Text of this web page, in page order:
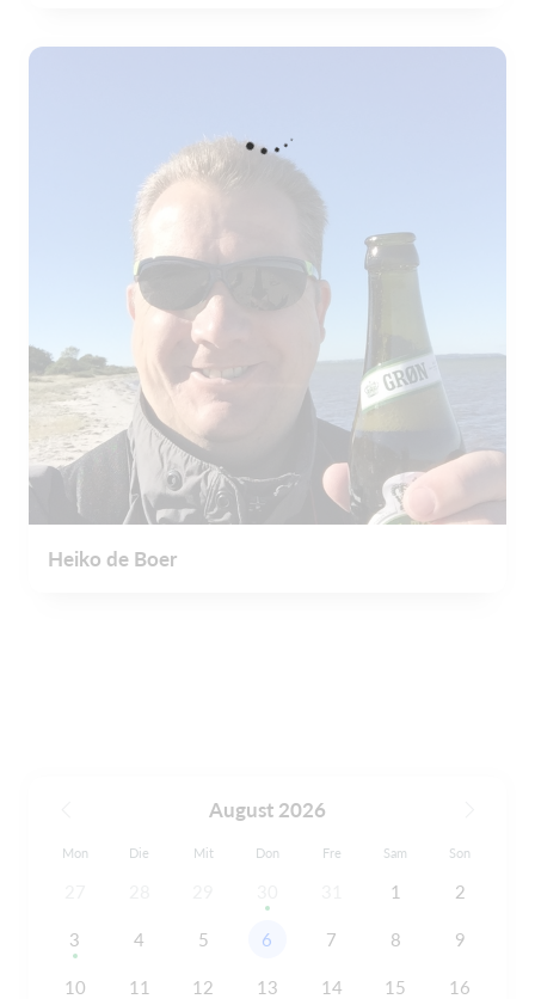
Heiko de Boer
August 2026
Mon Die Mit Don Fre Sam Son
1 2
3 4 5 6 7 8 9
10 11 12 13 14 15 16